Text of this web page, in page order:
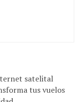
satelital
tus vuelos